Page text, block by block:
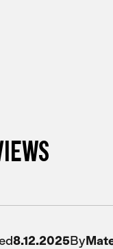
8.12.2025By